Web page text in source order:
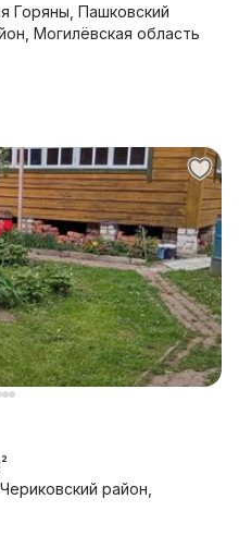
Горяны, Пашковский
Могилёвская область
район,